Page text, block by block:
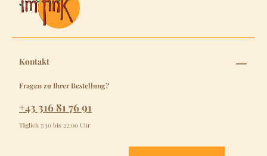
Kontakt
Fragen zu Ihrer Bestellung?
+43 316 81 76 91
Täglich 7:30 bis 22:00 Uhr